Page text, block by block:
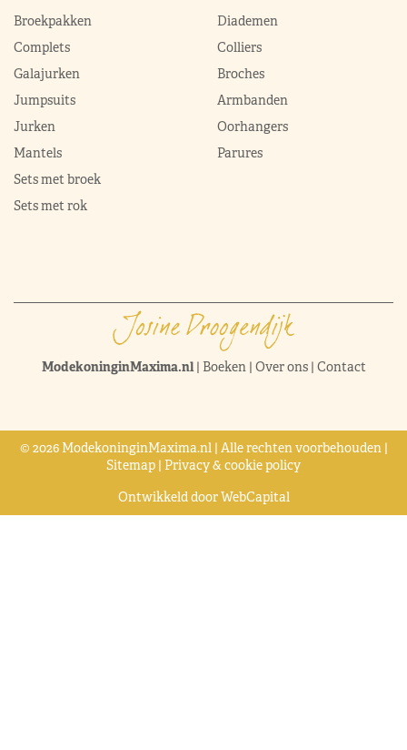
Broekpakken
Complets
Galajurken
Jumpsuits
Jurken
Mantels
Sets met broek
Sets met rok
Diademen
Colliers
Broches
Armbanden
Oorhangers
Parures
ModekoninginMaxima.nl| Boeken | Over ons| Contact
© 2026 ModekoninginMaxima.nl | Alle rechten voorbehouden |
Sitemap | Privacy & cookie policy
Ontwikkeld doorWebCapital